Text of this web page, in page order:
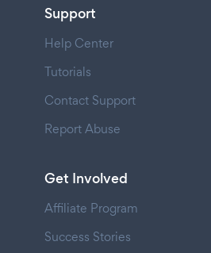
Support
Help Center
Tutorials
Contact Support
Report Abuse
Get Involved
Affiliate Program
Success Stories